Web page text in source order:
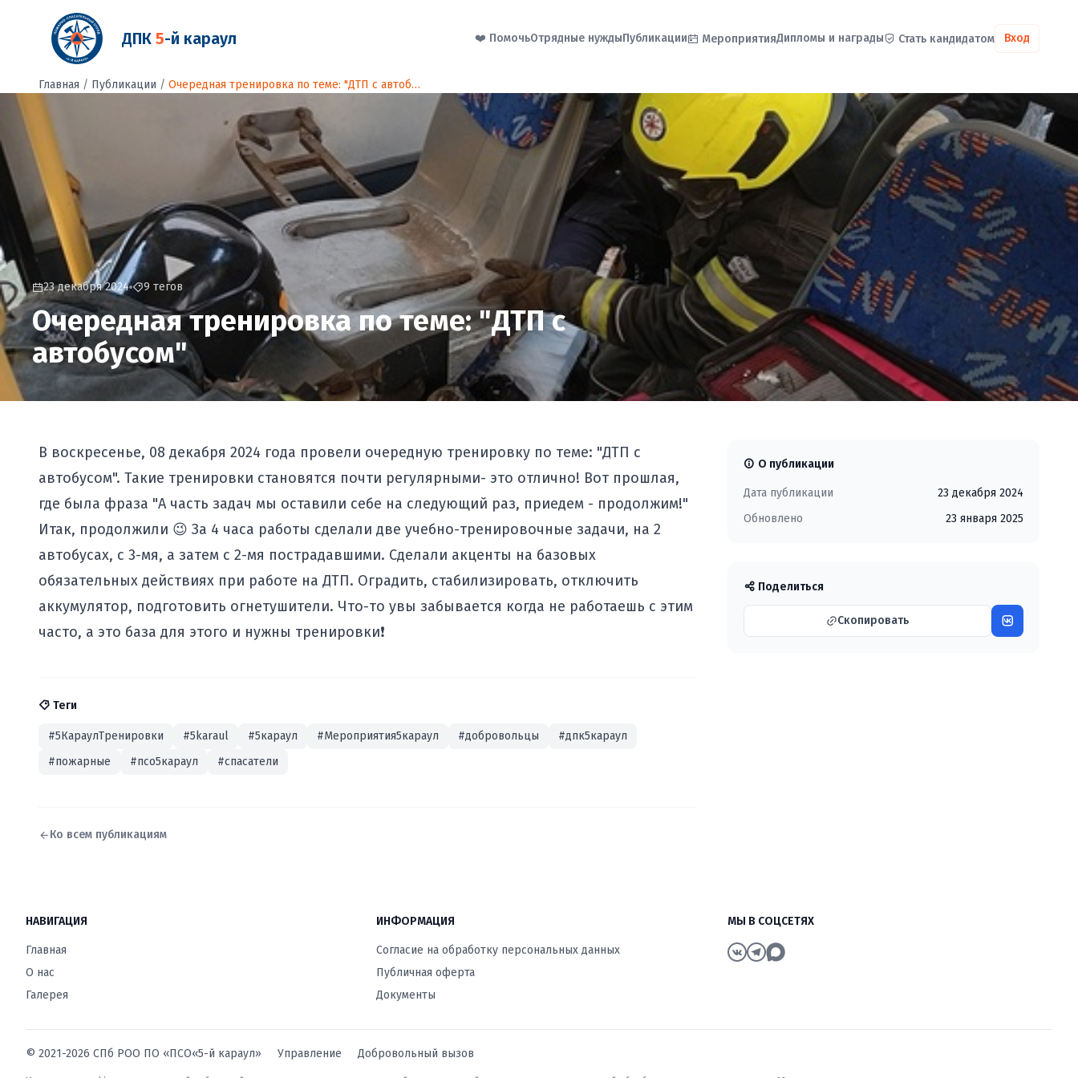
ДПК 5-й караул ❤️ ПомочьОтрядные нуждыПубликации МероприятияДипломы и награды Стать кандидатом Вход
Главная / Публикации / Очередная тренировка по теме: "ДТП с автобусом"
23 декабря 2024 9 тегов
Очередная тренировка по теме: "ДТП с
автобусом"
В воскресенье, 08 декабря 2024 года провели очередную тренировку по теме: "ДТП с
автобусом". Такие тренировки становятся почти регулярными- это отлично! Вот прошлая,
где была фраза "А часть задач мы оставили себе на следующий раз, приедем - продолжим!"
Итак, продолжили 😉 За 4 часа работы сделали две учебно-тренировочные задачи, на 2
автобусах, с 3-мя, а затем с 2-мя пострадавшими. Сделали акценты на базовых
обязательных действиях при работе на ДТП. Оградить, стабилизировать, отключить
аккумулятор, подготовить огнетушители. Что-то увы забывается когда не работаешь с этим
часто, а это база для этого и нужны тренировки❗
Теги
#5КараулТренировки #5karaul #5караул #Мероприятия5караул #добровольцы
#дпк5караул
#пожарные
#псо5караул #спасатели
Ко всем публикациям
О публикации
Дата публикации
23 декабря 2024
Обновлено
23 января 2025
Поделиться
Скопировать
НАВИГАЦИЯ
Главная
О нас
Галерея
ИНФОРМАЦИЯ
Согласие на обработку персональных данных
Публичная оферта
Документы
МЫ В СОЦСЕТЯХ
© 2021-2026 СПб РОО ПО «ПСО«5-й караул» Управление Добровольный вызов